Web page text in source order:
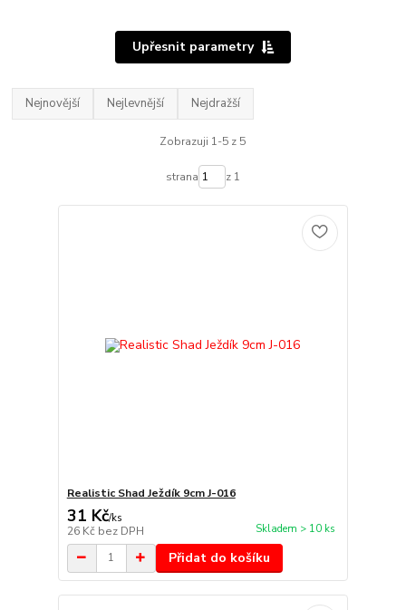
Upřesnit parametry
Nejnovější Nejlevnější Nejdražší
Zobrazuji 1-5 z 5
strana z 1
Realistic Shad Ježdík 9cm J-016
31 Kč/ks
26 Kč bez DPH Skladem > 10 ks
Přidat do košíku